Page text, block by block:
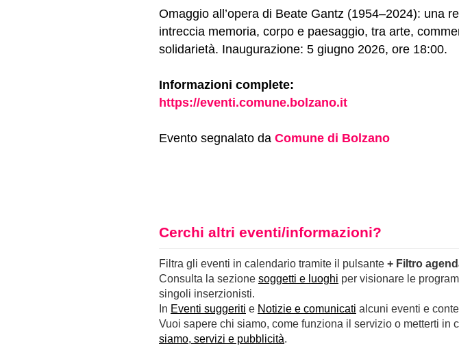
Omaggio all’opera di Beate Gantz (1954–2024): una
intreccia memoria, corpo e paesaggio, tra arte,
solidarietà. Inaugurazione: 5 giugno 2026, ore 18:00.
Informazioni complete:
https://eventi.comune.bolzano.it
Evento segnalato da Comune di Bolzano
Cerchi altri eventi/informazioni?
Filtra gli eventi in calendario tramite il pulsante + Filtro
Consulta la sezione soggetti e luoghi per visionare le
singoli inserzionisti.
In Eventi suggeriti e Notizie e comunicati alcuni eventi e
Vuoi sapere chi siamo, come funziona il servizio o metterti in
siamo, servizi e pubblicità.